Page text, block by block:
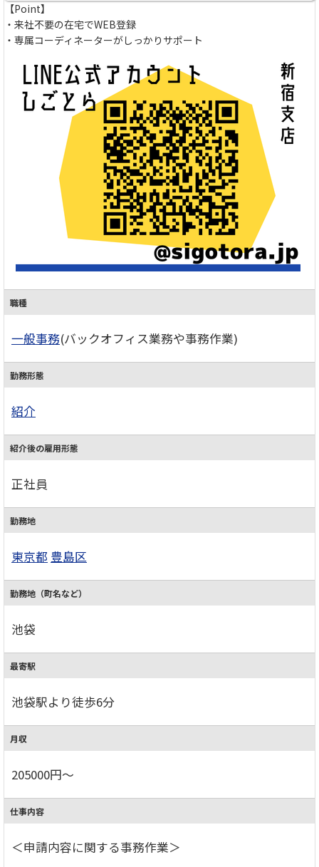
【Point】
・来社不要の在宅でWEB登録
・専属コーディネーターがしっかりサポート
職種
一般事務(バックオフィス業務や事務作業)
勤務形態
紹介
紹介後の雇用形態
正社員
勤務地
東京都 豊島区
勤務地（町名など）
池袋
最寄駅
池袋駅より徒歩6分
月収
205000円～
仕事内容
＜申請内容に関する事務作業＞